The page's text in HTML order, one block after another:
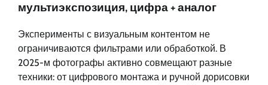
мультиэкспозиция, цифра + аналог
Эксперименты с визуальным контентом не
ограничиваются фильтрами или обработкой. В
2025-м фотографы активно совмещают разные
техники: от цифрового монтажа и ручной дорисовки